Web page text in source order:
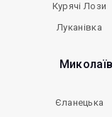
Курячі Лози
Луканівка
Єланецька